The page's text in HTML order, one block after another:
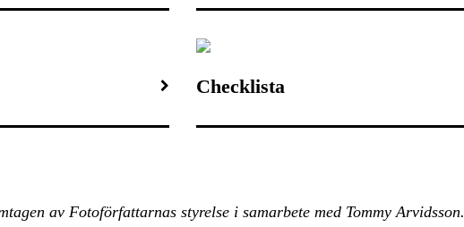
Checklista
av Fotoförfattarnas styrelse i samarbete med Tommy Arvidsson.